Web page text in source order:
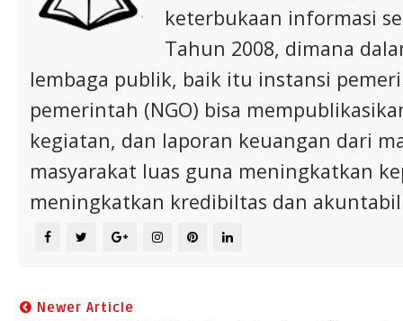
keterbukaan informasi
Tahun 2008, dimana
lembaga publik, baik itu instansi
pemerintah (NGO) bisa
kegiatan, dan laporan keuangan dari
masyarakat luas guna meningkatkan
meningkatkan kredibiltas dan
Newer Article